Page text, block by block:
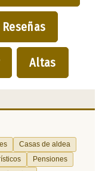
Reseñas
Altas